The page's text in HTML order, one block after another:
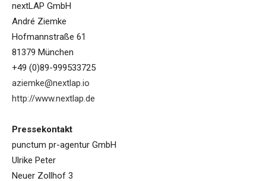
nextLAP GmbH
André Ziemke
Hofmannstraße 61
81379 München
+49 (0)89-999533725
aziemke@nextlap.io
http://www.nextlap.de
Pressekontakt
punctum pr-agentur GmbH
Ulrike Peter
Neuer Zollhof 3